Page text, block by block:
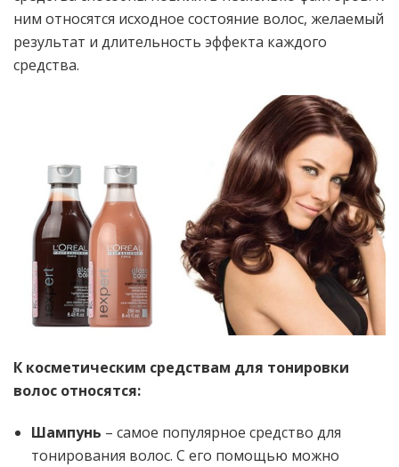
ним относятся исходное состояние волос, желаемый
результат и длительность эффекта каждого
средства.
К косметическим средствам для тонировки
волос относятся:
Шампунь – самое популярное средство для
тонирования волос. С его помощью можно